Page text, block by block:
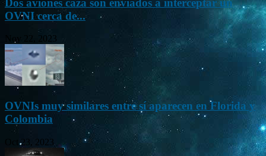
OVNI cerca de...
Nov 22, 2023
OVNIs muy similares entre sí aparecen en Florida y
Colombia
Oct 23, 2023